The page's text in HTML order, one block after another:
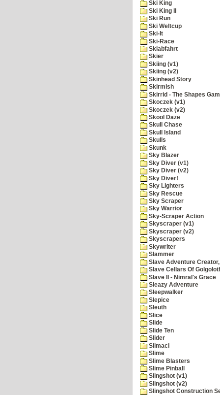
Ski King
Ski King II
Ski Run
Ski Weltcup
Ski-It
Ski-Race
Skiabfahrt
Skier
Skiing (v1)
Skiing (v2)
Skinhead Story
Skirmish
Skirrid - The Shapes
Skoczek (v1)
Skoczek (v2)
Skool Daze
Skull Chase
Skull Island
Skulls
Skunk
Sky Blazer
Sky Diver (v1)
Sky Diver (v2)
Sky Diver!
Sky Lighters
Sky Rescue
Sky Scraper
Sky Warrior
Sky-Scraper Action
Skyscraper (v1)
Skyscraper (v2)
Skyscrapers
Skywriter
Slammer
Slave Adventure Creator,
Slave Cellars Of
Slave II - Nimral's Grace
Sleazy Adventure
Sleepwalker
Slepice
Sleuth
Slice
Slide
Slide Ten
Slider
Slimaci
Slime
Slime Blasters
Slime Pinball
Slingshot (v1)
Slingshot (v2)
Slingshot Construction